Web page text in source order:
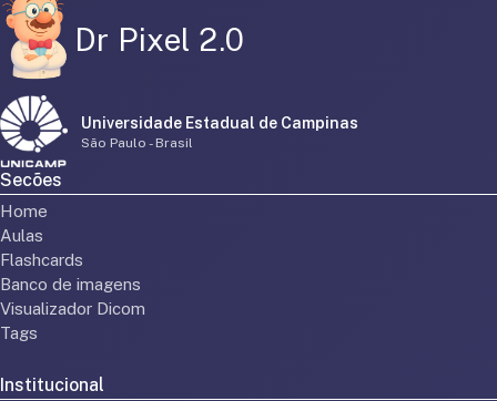
Dr Pixel 2.0
Universidade Estadual de Campinas
São Paulo - Brasil
Secões
Home
Aulas
Flashcards
Banco de imagens
Visualizador Dicom
Tags
Institucional